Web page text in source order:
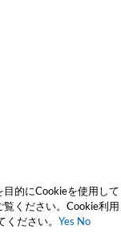
的にCookieを使用して
ください。Cookie利用
ださい。 Yes No